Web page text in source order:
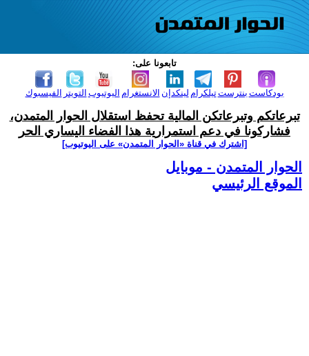
تابعونا على:
الفيسبوك التويتر اليوتيوب الانستغرام لينكدإن تيلكرامبنترست بودكاست
تبرعاتكم وتبرعاتكن المالية تحفظ استقلال الحوار المتمدن،
فشاركونا في دعم استمرارية هذا الفضاء اليساري الحر
[اشترك في قناة ‫«الحوار المتمدن» على اليوتيوب]
الحوار المتمدن - موبايل
الموقع الرئيسي